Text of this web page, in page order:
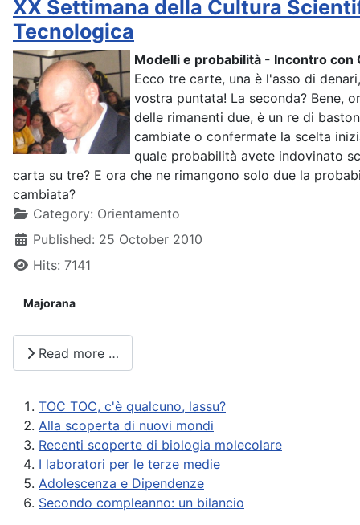
XX Settimana della Cultura
Tecnologica
Modelli e probabilità - Incontro con
Ecco tre carte, una è l'asso di
vostra puntata! La seconda? Bene,
delle rimanenti due, è un re di
cambiate o confermate la scelta
quale probabilità avete indovinato
carta su tre? E ora che ne rimangono solo due la
cambiata?
DetailsCategory: Orientamento
Published: 25 October 2010
Hits: 7141
Majorana
Read more …
TOC TOC, c'è qualcuno, lassu?
Alla scoperta di nuovi mondi
Recenti scoperte di biologia molecolare
I laboratori per le terze medie
Adolescenza e Dipendenze
Secondo compleanno: un bilancio